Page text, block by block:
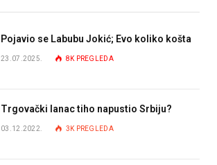
Pojavio se Labubu Jokić; Evo koliko košta
23.07.2025. 8K PREGLEDA
Trgovački lanac tiho napustio Srbiju?
03.12.2022. 3K PREGLEDA